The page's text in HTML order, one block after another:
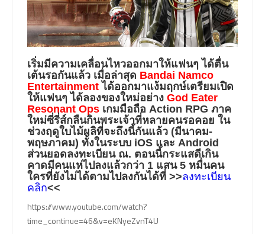
เริ่มมีความเคลื่อนไหวออกมาให้แฟนๆ ได้ตื่น
เต้นรอกันแล้ว เมื่อล่าสุด Bandai Namco
Entertainment ได้ออกมาแง้มฤกษ์เตรียมเปิด
ให้แฟนๆ ได้ลองของใหม่อย่าง God Eater
Resonant Ops เกมมือถือ Action RPG ภาค
ใหม่ซี่รี่ส์กลืนกินพระเจ้าที่หลายคนรอคอย ใน
ช่วงฤดูใบไม้ผลิที่จะถึงนี้กันแล้ว (มีนาคม-
พฤษภาคม) ทั้งในระบบ iOS และ Android
ส่วนยอดลงทะเบียน ณ. ตอนนี้กระแสดีเกิน
คาดมีคนแห่ไปลงแล้วกว่า 1 แสน 5 หมื่นคน
ใครที่ยังไม่ได้ตามไปลงกันได้ที่ >>ลงทะเบียน
คลิก<<
https://www.youtube.com/watch?
time_continue=46&v=eKNyeZvnT4U